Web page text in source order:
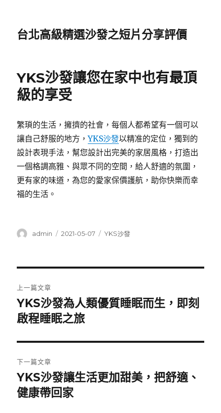
台北高級精選沙發之短片分享評價
YKS沙發讓您在家中也有最頂
級的享受
繁瑣的生活，擁擠的社會，每個人都希望有一個可以
讓自己舒服的地方，YKS沙發以精准的定位，獨到的
設計表現手法，幫您設計出完美的家居風格，打造出
一個格調高雅、與眾不同的空間，給人舒適的氛圍，
更有家的味道，為您的愛家保價護航，助你快樂而幸
福的生活。
作
admin
發
2021-05-07
分
YKS沙發
章
導
覽
上一篇文章
上
一
文
章:
YKS沙發為人類優質睡眠而生，即刻
啟程睡眠之旅
下一篇文章
下
一
YKS沙發讓生活更加甜美，把舒適、
健康帶回家